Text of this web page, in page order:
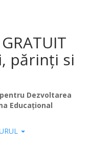
părinți si
Dezvoltarea
Educațional